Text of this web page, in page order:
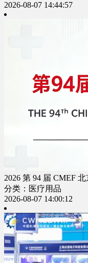
2026-08-07 14:44:57
2026 第 94 届 CMEF
分类：医疗用品
2026-08-07 14:00:12